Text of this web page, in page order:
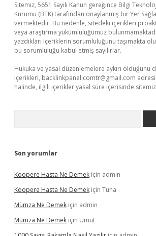
Sitemiz, 5651 Sayılı Kanun gereğince Bilgi
Kurumu (BTK) tarafından onaylanmış bir Yer
vermektedir. Bu nedenle, sitedeki içerikleri
veya araştırma yükümlülüğümüz
yazdıkları içeriklerin sorumluluğunu taşımakta
bu sorumluluğu kabul etmiş sayılırlar.
Hukuka ve yasal düzenlemelere aykırı olduğunu
içerikleri, backlinkpanelicomtr@gmail.com
halinde, ilgili içerikler yasal süre içerisinde
Son yorumlar
Koopere Hasta Ne Demek için admin
Koopere Hasta Ne Demek için Tuna
Mümza Ne Demek için admin
Mümza Ne Demek için Umut